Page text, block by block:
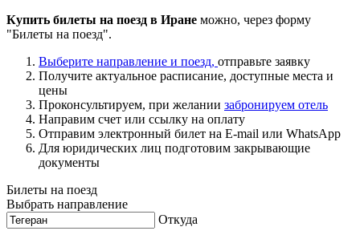
Купить билеты на поезд в Иране можно, через форму
"Билеты на поезд".
Выберите направление и поезд, отправьте заявку
Получите актуальное расписание, доступные места и
цены
Проконсультируем, при желании забронируем отель
Направим счет или ссылку на оплату
Отправим электронный билет на E-mail или WhatsApp
Для юридических лиц подготовим закрывающие
документы
Билеты на поезд
Выбрать направление
Откуда